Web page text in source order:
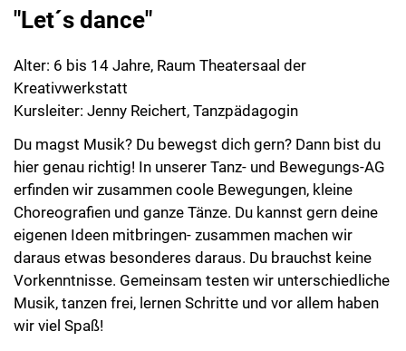
"Let´s dance"
Alter: 6 bis 14 Jahre, Raum Theatersaal der
Kreativwerkstatt
Kursleiter: Jenny Reichert, Tanzpädagogin
Du magst Musik? Du bewegst dich gern? Dann bist du
hier genau richtig! In unserer Tanz- und Bewegungs-AG
erfinden wir zusammen coole Bewegungen, kleine
Choreografien und ganze Tänze. Du kannst gern deine
eigenen Ideen mitbringen- zusammen machen wir
daraus etwas besonderes daraus. Du brauchst keine
Vorkenntnisse. Gemeinsam testen wir unterschiedliche
Musik, tanzen frei, lernen Schritte und vor allem haben
wir viel Spaß!